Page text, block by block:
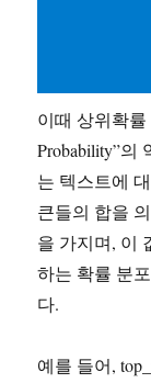
이때 상위확률
Probability”의
는 텍스트에
큰들의 합을
을 가지며, 이
하는 확률 분
다.
예를 들어,